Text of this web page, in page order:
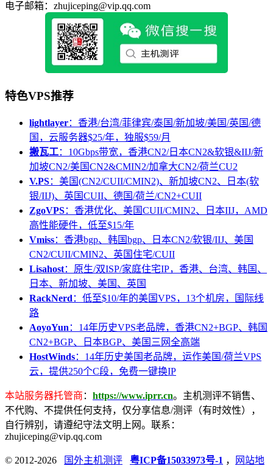
电子邮箱：zhujiceping@vip.qq.com
特色VPS推荐
lightlayer：香港/台湾/菲律宾/泰国/新加坡/美国/英国/德
国，云服务器$25/年，独服$59/月
搬瓦工：10Gbps带宽，香港CN2/日本CN2&软银&IIJ/新
加坡CN2/美国CN2&CMIN2/加拿大CN2/荷兰CU2
V.PS：美国(CN2/CUII/CMIN2)、新加坡CN2、日本(软
银/IIJ)、英国CUII、德国/荷兰/CN2+CUII
ZgoVPS：香港优化、美国CUII/CMIN2、日本IIJ，AMD
高性能硬件，低至$15/年
Vmiss：香港bgp、韩国bgp、日本CN2/软银/IIJ、美国
CN2/CUII/CMIN2、英国住宅/CUII
Lisahost：原生/双ISP/家庭住宅IP，香港、台湾、韩国、
日本、新加坡、美国、英国
RackNerd ：低至$10/年的美国VPS，13个机房，国际线
路
AoyoYun ：14年历史VPS老品牌，香港CN2+BGP、韩国
CN2+BGP、日本BGP、美国三网全高端
HostWinds：14年历史美国老品牌，运作美国/荷兰VPS
云，提供250个C段，免费一键换IP
本站服务器托管商 ： https://www.iprr.cn。主机测评不销售、
不代购、不提供任何支持，仅分享信息/测评（有时效性），
自行辨别，请遵纪守法文明上网。联系：
zhujiceping@vip.qq.com
© 2012-2026 国外主机测评 粤ICP备15033973号-1 ，
网站地